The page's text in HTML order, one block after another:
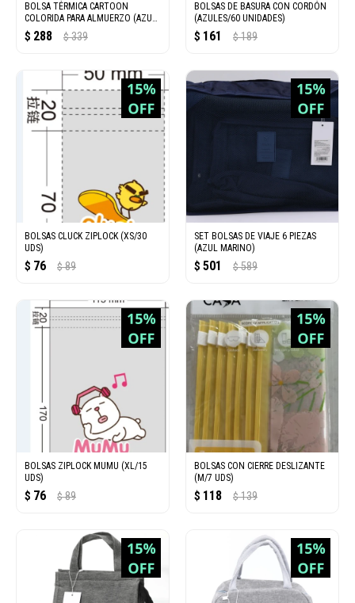
BOLSA TÉRMICA CARTOON
COLORIDA PARA ALMUERZO (AZUL
OSCURO)
$ 288 $ 339
BOLSAS DE BASURA CON CORDÓN
(AZULES/60 UNIDADES)
$ 161 $ 189
BOLSAS CLUCK ZIPLOCK (XS/30
UDS)
$ 76 $ 89
SET BOLSAS DE VIAJE 6 PIEZAS
(AZUL MARINO)
$ 501 $ 589
BOLSAS ZIPLOCK MUMU (XL/15
UDS)
$ 76 $ 89
BOLSAS CON CIERRE DESLIZANTE
(M/7 UDS)
$ 118 $ 139